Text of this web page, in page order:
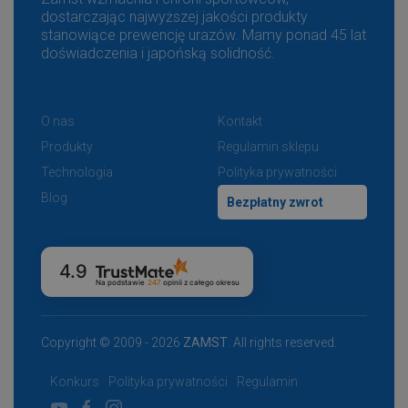
dostarczając najwyższej jakości produkty
stanowiące prewencję urazów. Mamy ponad 45 lat
doświadczenia i japońską solidność.
O nas
Produkty
Technologia
Blog
Kontakt
Regulamin sklepu
Polityka prywatności
Bezpłatny zwrot
4.9
Na podstawie 247 opinii z całego okresu
Copyright © 2009 - 2026 ZAMST . All rights reserved.
Konkurs Polityka prywatności Regulamin